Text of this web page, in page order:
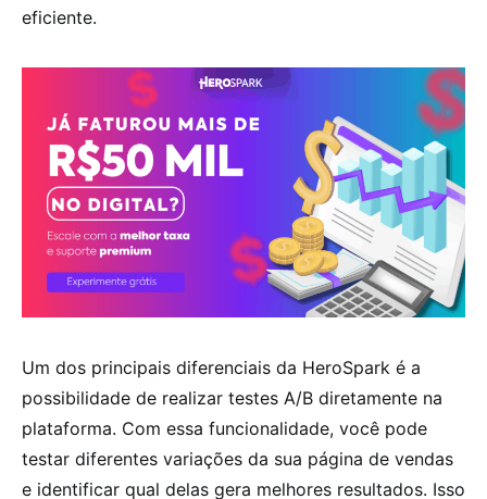
eficiente.
Um dos principais diferenciais da HeroSpark é a
possibilidade de realizar testes A/B diretamente na
plataforma. Com essa funcionalidade, você pode
testar diferentes variações da sua página de vendas
e identificar qual delas gera melhores resultados. Isso